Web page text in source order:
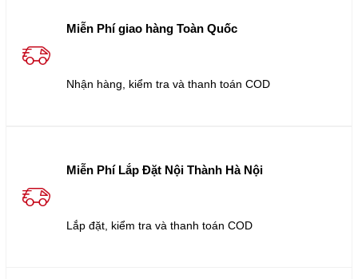
Miễn Phí giao hàng Toàn Quốc
Nhận hàng, kiểm tra và thanh toán COD
Miễn Phí Lắp Đặt Nội Thành Hà Nội
Lắp đặt, kiểm tra và thanh toán COD